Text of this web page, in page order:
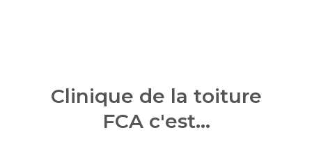
Clinique de la toiture
FCA c'est...